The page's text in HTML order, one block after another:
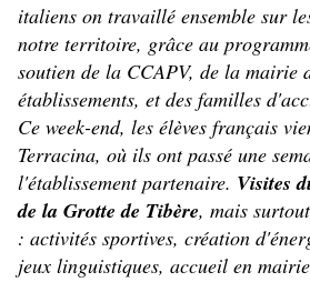
italiens on travaillé ensemble sur
notre territoire, grâce au
soutien de la CCAPV, de la mairie
établissements, et des familles
Ce week-end, les élèves français
Terracina, où ils ont passé une
l'établissement partenaire. Visites
de la Grotte de Tibère, mais
: activités sportives, création
jeux linguistiques, accueil en